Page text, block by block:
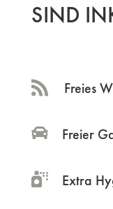
SIND
 Freies
Freier
Extra